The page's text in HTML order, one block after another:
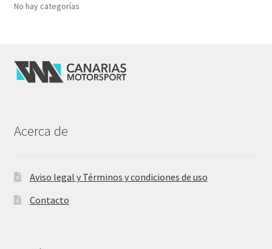
No hay categorías
Acerca de
Aviso legal y Términos y condiciones de uso
Contacto